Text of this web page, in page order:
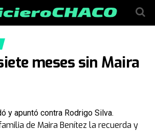
meses sin Maira
y apuntó contra Rodrigo Silva.
de Maira Benítez la recuerda y